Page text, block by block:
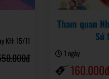
KH: 15/11
Tham quan
Sứ
1 ngày
160.000đ